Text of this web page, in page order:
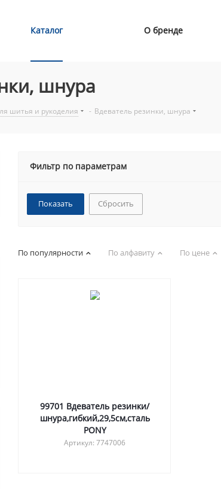
Каталог О бренде
шнура
шитья и рукоделия - Вдеватель резинки, шнура
Фильтр по параметрам
Сбросить
По популярности По алфавиту По цене
99701 Вдеватель резинки/
шнура,гибкий,29,5см,сталь
PONY
Артикул: 7747006